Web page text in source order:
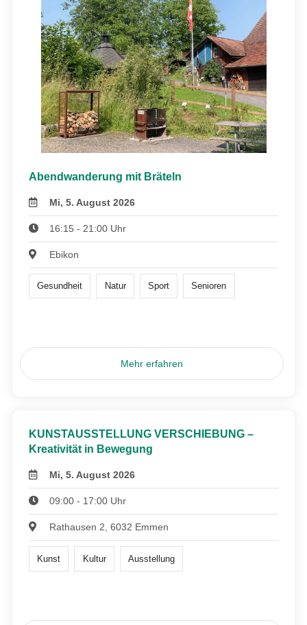
Abendwanderung mit Bräteln
Mi, 5. August 2026
16:15 - 21:00 Uhr
Ebikon
Gesundheit Natur Sport Senioren
Mehr erfahren
KUNSTAUSSTELLUNG VERSCHIEBUNG –
Kreativität in Bewegung
Mi, 5. August 2026
09:00 - 17:00 Uhr
Rathausen 2, 6032 Emmen
Kunst Kultur Ausstellung